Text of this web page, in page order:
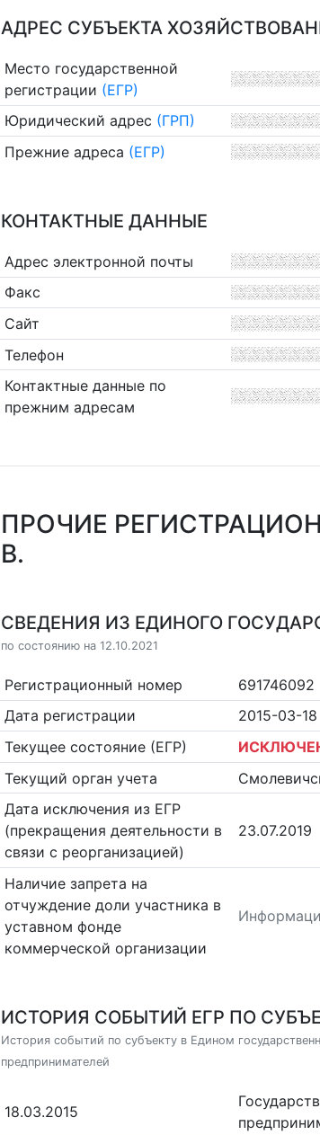
АДРЕС СУБЪЕКТА
Место государственной
регистрации (ЕГР)
Юридический адрес (ГРП)
Прежние адреса (ЕГР)
КОНТАКТНЫЕ ДАННЫЕ
Адрес электронной почты
Факс
Сайт
Телефон
Контактные данные по
прежним адресам
ПРОЧИЕ
В.
СВЕДЕНИЯ ИЗ ЕДИНОГО
по состоянию на 12.10.2021
Регистрационный номер
691746092
Дата регистрации
2015-03-18
Текущее состояние (ЕГР)
Текущий орган учета
Дата исключения из ЕГР
(прекращения деятельности в
связи с реорганизацией)
23.07.2019
Наличие запрета на
отчуждение доли участника в
уставном фонде
коммерческой организации
ИСТОРИЯ СОБЫТИЙ ЕГР ПО
История событий по субъекту в Едином
предпринимателей
18.03.2015